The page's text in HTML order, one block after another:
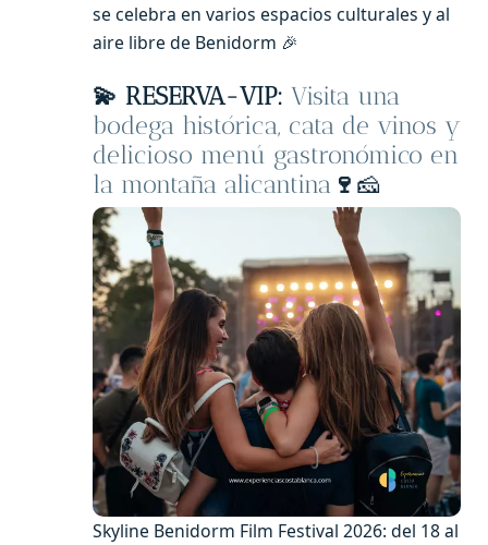
se celebra en varios espacios culturales y al
aire libre de Benidorm 🎉
💫 RESERVA-VIP: Visita una
bodega histórica, cata de vinos y
delicioso menú gastronómico en
la montaña alicantina 🍷 🧀
Skyline Benidorm Film Festival 2026: del 18 al